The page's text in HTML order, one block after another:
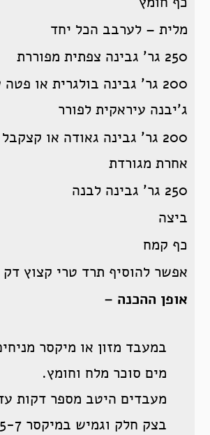
מלית – לערבב הכל יחד
250 גר’ גבינה צפתית מפוררת
200 גר’ גבינה בולגרית או
ג’יבנה עיראקית לפורר
200 גר’ גבינה גאודה או
אחרת מגורדת
250 גר’ גבינה לבנה
ביצה
כף קמח
אפשר להוסיף תרד טרי קצוץ דק
אופן ההכנה –
במעבד מזון או מיקסר
מים סוכר מלח וחומץ.
מעבדים היטב מספר דקות